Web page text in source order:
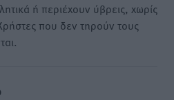
ή περιέχουν ύβρεις, χωρίς
που δεν τηρούν τους